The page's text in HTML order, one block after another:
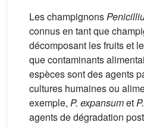
Les champignons
connus en tant que
décomposant les fruits et
que contaminants
espèces sont des agents
cultures humaines ou
exemple, P. expansumet
agents de dégradation